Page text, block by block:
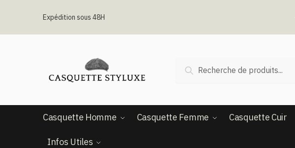
Expédition sous 48H
pour :
Recherche
Casquette Homme Casquette Femme Casquette Cuir
Infos Utiles